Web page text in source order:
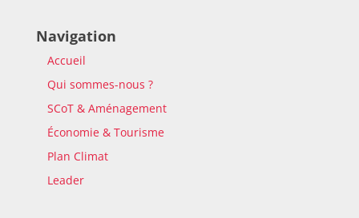
Navigation
Accueil
Qui sommes-nous ?
SCoT & Aménagement
Économie & Tourisme
Plan Climat
Leader